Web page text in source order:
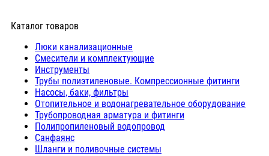
Каталог товаров
Люки канализационные
Cмесители и комплектующие
Инструменты
Трубы полиэтиленовые. Компрессионные фитинги
Насосы, баки, фильтры
Отопительное и водонагревательное оборудование
Трубопроводная арматура и фитинги
Полипропиленовый водопровод
Санфаянс
Шланги и поливочные системы